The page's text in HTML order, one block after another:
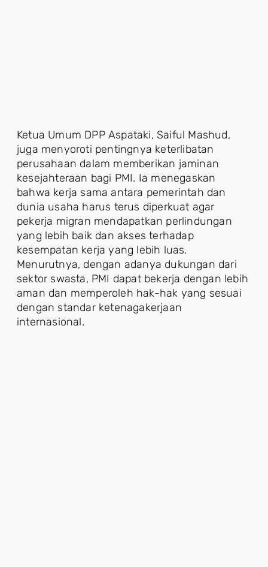
Ketua Umum DPP Aspataki, Saiful Mashud,
juga menyoroti pentingnya keterlibatan
perusahaan dalam memberikan jaminan
kesejahteraan bagi PMI. Ia menegaskan
bahwa kerja sama antara pemerintah dan
dunia usaha harus terus diperkuat agar
pekerja migran mendapatkan perlindungan
yang lebih baik dan akses terhadap
kesempatan kerja yang lebih luas.
Menurutnya, dengan adanya dukungan dari
sektor swasta, PMI dapat bekerja dengan lebih
aman dan memperoleh hak-hak yang sesuai
dengan standar ketenagakerjaan
internasional.